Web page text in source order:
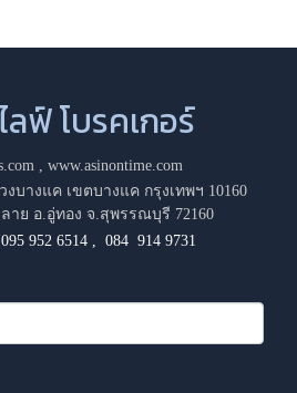
ฟ์ โบรคเกอร์
, www.asinontime.com
บางแค เขตบางแค กรุงเทพฯ 10160
าย อ.อู่ทอง จ.สุพรรณบุรี 72160
095 952 6514 ,084 914 9731